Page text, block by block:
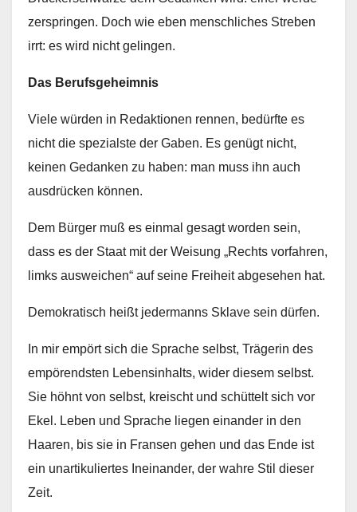
zerspringen. Doch wie eben menschliches Streben
irrt: es wird nicht gelingen.
Das Berufsgeheimnis
Viele würden in Redaktionen rennen, bedürfte es
nicht die spezialste der Gaben. Es genügt nicht,
keinen Gedanken zu haben: man muss ihn auch
ausdrücken können.
Dem Bürger muß es einmal gesagt worden sein,
dass es der Staat mit der Weisung „Rechts vorfahren,
limks ausweichen“ auf seine Freiheit abgesehen hat.
Demokratisch heißt jedermanns Sklave sein dürfen.
In mir empört sich die Sprache selbst, Trägerin des
empörendsten Lebensinhalts, wider diesem selbst.
Sie höhnt von selbst, kreischt und schüttelt sich vor
Ekel. Leben und Sprache liegen einander in den
Haaren, bis sie in Fransen gehen und das Ende ist
ein unartikuliertes Ineinander, der wahre Stil dieser
Zeit.